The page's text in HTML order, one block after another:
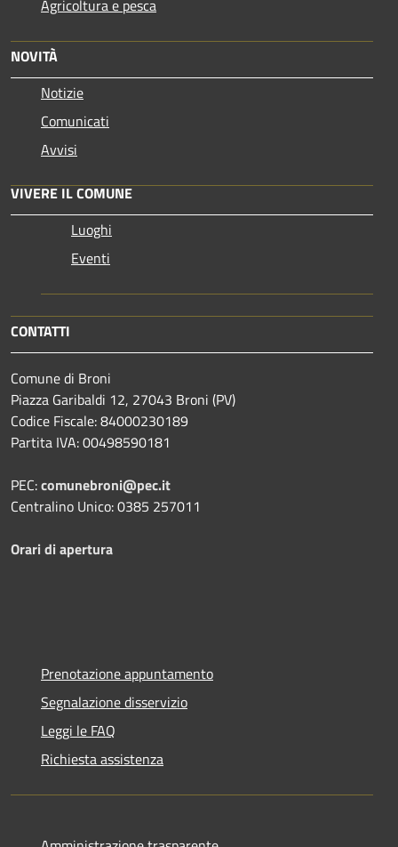
Agricoltura e pesca
NOVITÀ
Notizie
Comunicati
Avvisi
VIVERE IL COMUNE
Luoghi
Eventi
CONTATTI
Comune di Broni
Piazza Garibaldi 12, 27043 Broni (PV)
Codice Fiscale: 84000230189
Partita IVA: 00498590181
PEC:comunebroni@pec.it
Centralino Unico: 0385 257011
Orari di apertura
Prenotazione appuntamento
Segnalazione disservizio
Leggi le FAQ
Richiesta assistenza